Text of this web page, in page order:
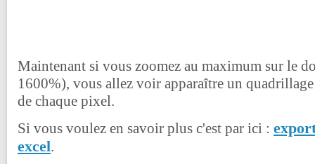
Maintenant si vous zoomez au maximum sur le
1600%), vous allez voir apparaître un
de chaque pixel.
Si vous voulez en savoir plus c'est par ici :
excel.